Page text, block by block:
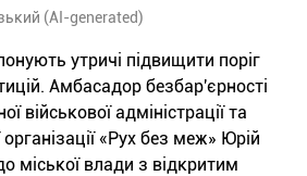
(AI-generated)
утричі підвищити поріг
Амбасадор безбар'єрності
військової адміністрації та
«Рух без меж» Юрій
міської влади з відкритим